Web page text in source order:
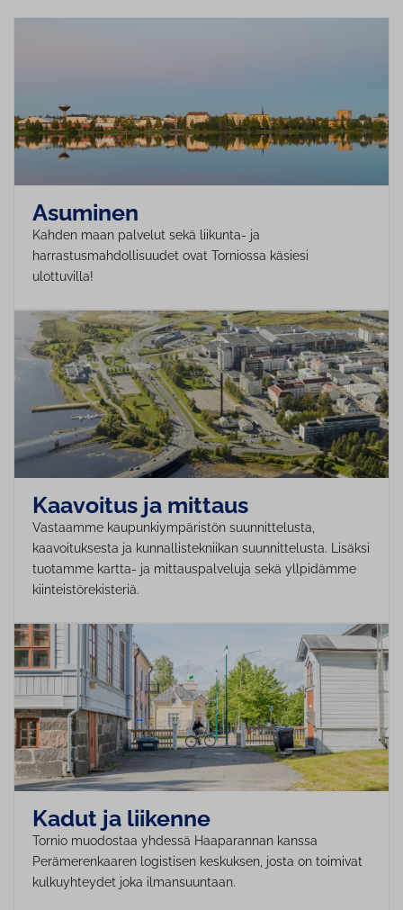
Asuminen
Kahden maan palvelut sekä liikunta- ja
harrastusmahdollisuudet ovat Torniossa käsiesi
ulottuvilla!
Kaavoitus ja mittaus
Vastaamme kaupunkiympäristön suunnittelusta,
kaavoituksesta ja kunnallistekniikan suunnittelusta. Lisäksi
tuotamme kartta- ja mittauspalveluja sekä yllpidämme
kiinteistörekisteriä.
Kadut ja liikenne
Tornio muodostaa yhdessä Haaparannan kanssa
Perämerenkaaren logistisen keskuksen, josta on toimivat
kulkuyhteydet joka ilmansuuntaan.